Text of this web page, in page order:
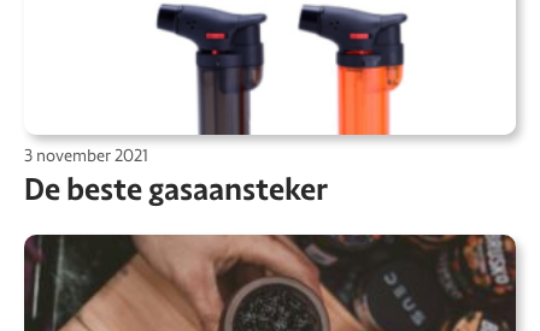
3 november 2021
De beste gasaansteker